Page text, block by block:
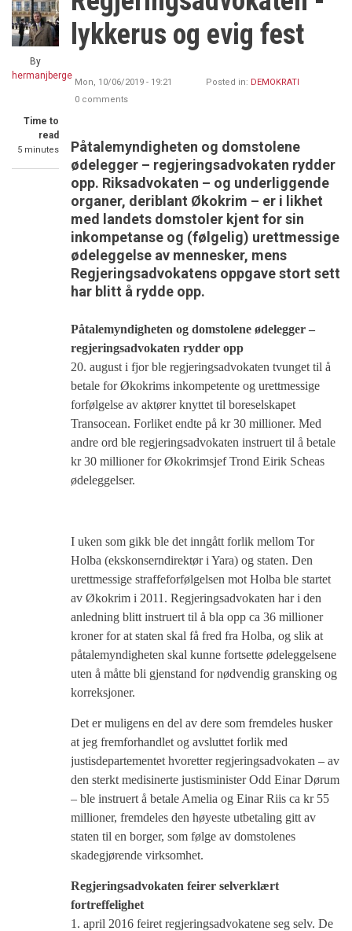
By
hermanjberge
Time to
read
5 minutes
lykkerus og evig fest
Mon, 10/06/2019 - 19:21 Posted in: DEMOKRATI
0 comments
Påtalemyndigheten og domstolene
ødelegger – regjeringsadvokaten rydder
opp. Riksadvokaten – og underliggende
organer, deriblant Økokrim – er i likhet
med landets domstoler kjent for sin
inkompetanse og (følgelig) urettmessige
ødeleggelse av mennesker, mens
Regjeringsadvokatens oppgave stort sett
har blitt å rydde opp.
Påtalemyndigheten og domstolene ødelegger –
regjeringsadvokaten rydder opp
20. august i fjor ble regjeringsadvokaten tvunget til å
betale for Økokrims inkompetente og urettmessige
forfølgelse av aktører knyttet til boreselskapet
Transocean. Forliket endte på kr 30 millioner. Med
andre ord ble regjeringsadvokaten instruert til å betale
kr 30 millioner for Økokrimsjef Trond Eirik Scheas
ødeleggelser.
I uken som gikk ble det inngått forlik mellom Tor
Holba (ekskonserndirektør i Yara) og staten. Den
urettmessige straffeforfølgelsen mot Holba ble startet
av Økokrim i 2011. Regjeringsadvokaten har i den
anledning blitt instruert til å bla opp ca 36 millioner
kroner for at staten skal få fred fra Holba, og slik at
påtalemyndigheten skal kunne fortsette ødeleggelsene
uten å måtte bli gjenstand for nødvendig gransking og
korreksjoner.
Det er muligens en del av dere som fremdeles husker
at jeg fremforhandlet og avsluttet forlik med
justisdepartementet hvoretter regjeringsadvokaten – av
den sterkt medisinerte justisminister Odd Einar Dørum
– ble instruert å betale Amelia og Einar Riis ca kr 55
millioner, fremdeles den høyeste utbetaling gitt av
staten til en borger, som følge av domstolenes
skadegjørende virksomhet.
Regjeringsadvokaten feirer selverklært
fortreffelighet
1. april 2016 feiret regjeringsadvokatene seg selv. De